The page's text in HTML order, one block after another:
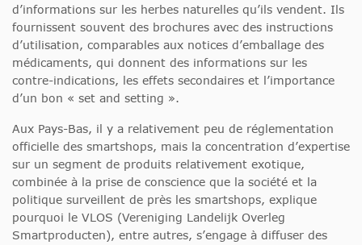
d’informations sur les herbes naturelles qu’ils vendent. Ils
fournissent souvent des brochures avec des instructions
d’utilisation, comparables aux notices d’emballage des
médicaments, qui donnent des informations sur les
contre-indications, les effets secondaires et l’importance
d’un bon « set and setting ».
Aux Pays-Bas, il y a relativement peu de réglementation
officielle des smartshops, mais la concentration d’expertise
sur un segment de produits relativement exotique,
combinée à la prise de conscience que la société et la
politique surveillent de près les smartshops, explique
pourquoi le VLOS (Vereniging Landelijk Overleg
Smartproducten), entre autres, s’engage à diffuser des